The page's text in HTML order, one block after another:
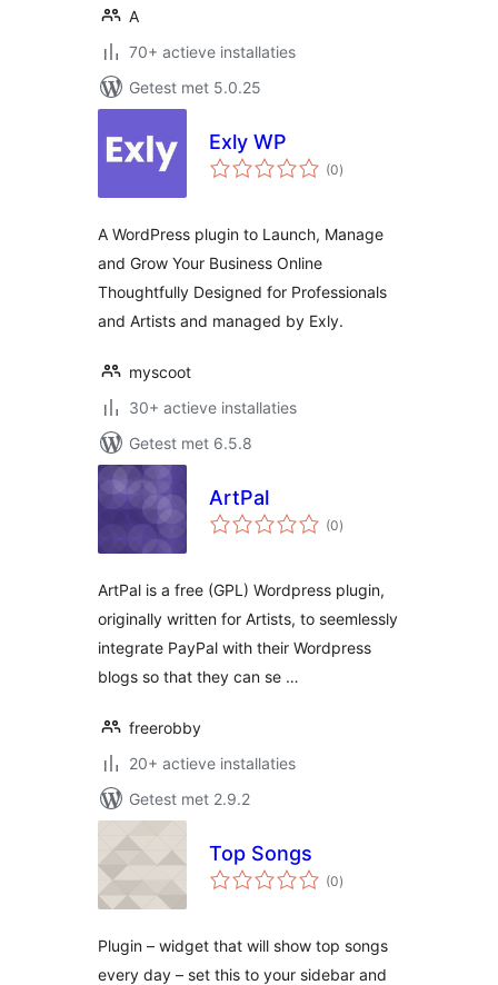
A
70+ actieve installaties
Getest met 5.0.25
Exly WP
(0totaal
waarderingen
)
A WordPress plugin to Launch, Manage
and Grow Your Business Online
Thoughtfully Designed for Professionals
and Artists and managed by Exly.
myscoot
30+ actieve installaties
Getest met 6.5.8
ArtPal
(0totaal
waarderingen
)
ArtPal is a free (GPL) Wordpress plugin,
originally written for Artists, to seemlessly
integrate PayPal with their Wordpress
blogs so that they can se …
freerobby
20+ actieve installaties
Getest met 2.9.2
Top Songs
(0totaal
waarderingen
)
Plugin – widget that will show top songs
every day – set this to your sidebar and